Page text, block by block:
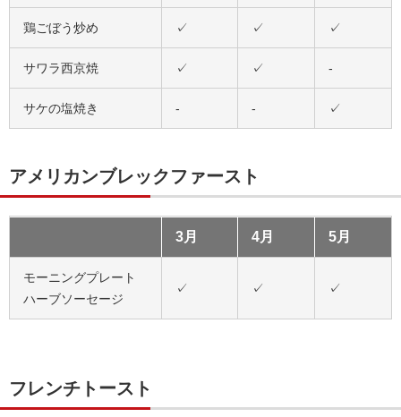
鶏ごぼう炒め ✓ ✓ ✓
サワラ西京焼 ✓ ✓ -
サケの塩焼き - - ✓
アメリカンブレックファースト
3月 4月 5月
モーニングプレート
ハーブソーセージ
✓ ✓ ✓
フレンチトースト